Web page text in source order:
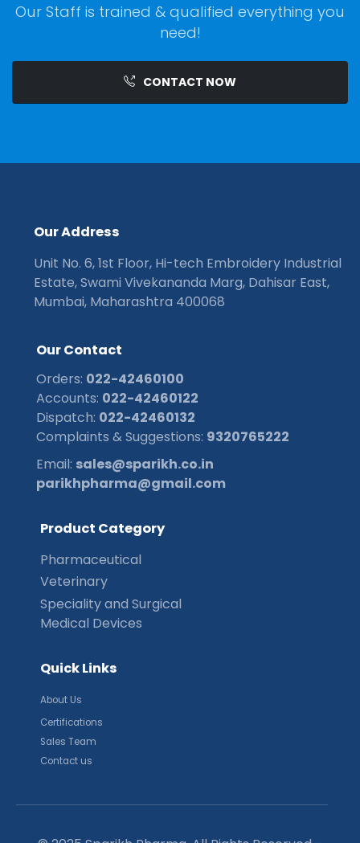
Our Staff is trained & qualified everything you
need!
CONTACT NOW
OurAddress
Unit No. 6, 1st Floor, Hi-tech Embroidery Industrial
Estate, Swami Vivekananda Marg, Dahisar East,
Mumbai, Maharashtra 400068
OurContact
Orders: 022-42460100
Accounts: 022-42460122
Dispatch: 022-42460132
Complaints & Suggestions: 9320765222
Email: sales@sparikh.co.in
parikhpharma@gmail.com
Product Category
Pharmaceutical
Veterinary
Speciality and Surgical
Medical Devices
QuickLinks
About Us
Certifications
Sales Team
Contact us